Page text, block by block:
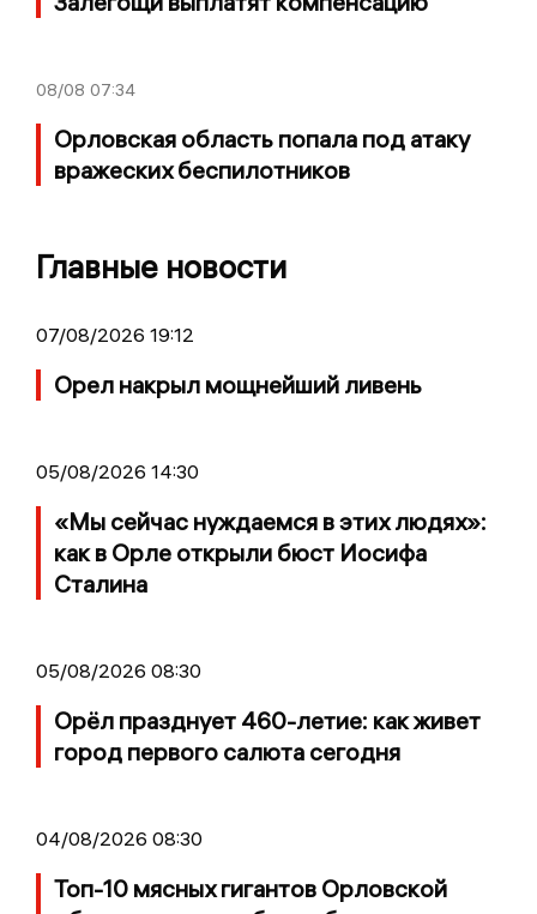
08/08 07:34
Орловская область попала под атаку
вражеских беспилотников
Главные новости
07/08/2026 19:12
Орел накрыл мощнейший ливень
05/08/2026 14:30
«Мы сейчас нуждаемся в этих людях»:
как в Орле открыли бюст Иосифа
Сталина
05/08/2026 08:30
Орёл празднует 460-летие: как живет
город первого салюта сегодня
04/08/2026 08:30
Топ-10 мясных гигантов Орловской